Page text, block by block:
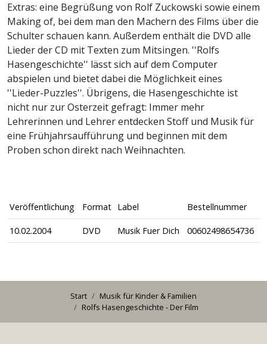
Extras: eine Begrüßung von Rolf Zuckowski sowie einem
Making of, bei dem man den Machern des Films über die
Schulter schauen kann. Außerdem enthält die DVD alle
Lieder der CD mit Texten zum Mitsingen. ''Rolfs
Hasengeschichte'' lässt sich auf dem Computer
abspielen und bietet dabei die Möglichkeit eines
''Lieder-Puzzles''. Übrigens, die Hasengeschichte ist
nicht nur zur Osterzeit gefragt: Immer mehr
Lehrerinnen und Lehrer entdecken Stoff und Musik für
eine Frühjahrsaufführung und beginnen mit dem
Proben schon direkt nach Weihnachten.
Veröffentlichung Format Label Bestellnummer
10.02.2004 DVD Musik Fuer Dich 00602498654736
Start Musik für Kinder & Familien
Rolfs Hasengeschichte - Der Film